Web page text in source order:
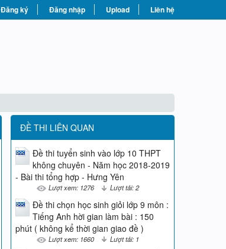
Đăng ký Đăng nhập Upload Liên hệ
ĐỀ THI LIÊN QUAN
Đề thi tuyển sinh vào lớp 10 THPT
không chuyên - Năm học 2018-2019
- Bài thi tổng hợp - Hưng Yên
Lượt xem: 1276 Lượt tải: 2
Đề thi chọn học sinh giỏi lớp 9 môn :
Tiếng Anh hời gian làm bài : 150
phút ( không kể thời gian giao đề )
Lượt xem: 1660 Lượt tải: 1